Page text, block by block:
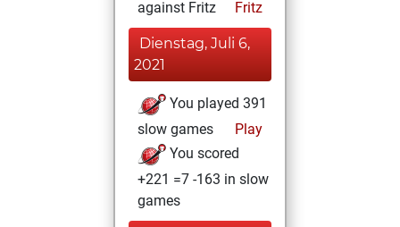
against Fritz
Fritz
Dienstag, Juli 6,
2021
You played 391
slow games
Play
You scored
+221 =7 -163 in slow
games